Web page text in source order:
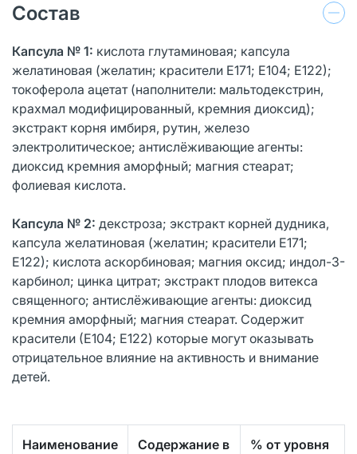
Состав
Капсула № 1: кислота глутаминовая; капсула
желатиновая (желатин; красители Е171; Е104; Е122);
токоферола ацетат (наполнители: мальтодекстрин,
крахмал модифицированный, кремния диоксид);
экстракт корня имбиря, рутин, железо
электролитическое; антислёживающие агенты:
диоксид кремния аморфный; магния стеарат;
фолиевая кислота.
Капсула № 2: декстроза; экстракт корней дудника,
капсула желатиновая (желатин; красители Е171;
Е122); кислота аскорбиновая; магния оксид; индол-3-
карбинол; цинка цитрат; экстракт плодов витекса
священного; антислёживающие агенты: диоксид
кремния аморфный; магния стеарат. Содержит
красители (Е104; Е122) которые могут оказывать
отрицательное влияние на активность и внимание
детей.
Наименование
Содержание в
% от уровня